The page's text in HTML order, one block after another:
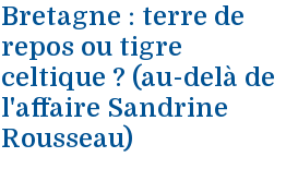
Bretagne : terre de
repos ou tigre
celtique ? (au-delà de
l'affaire Sandrine
Rousseau)